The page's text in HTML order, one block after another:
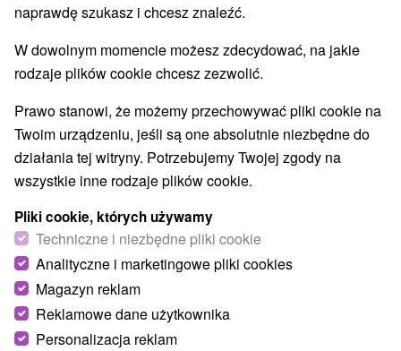
Arpádovský kaštieľ Vyšný Kubín
(Kubínyiovský horný kaštieľ)
POKAZ
naprawdę szukasz i chcesz znaleźć.
W dowolnym momencie możesz zdecydować, na jakie
rodzaje plików cookie chcesz zezwolić.
Prawo stanowi, że możemy przechowywać pliki cookie na
Twoim urządzeniu, jeśli są one absolutnie niezbędne do
działania tej witryny. Potrzebujemy Twojej zgody na
wszystkie inne rodzaje plików cookie.
Pliki cookie, których używamy
Techniczne i niezbędne pliki cookie
Analityczne i marketingowe pliki cookies
Magazyn reklam
Reklamowe dane użytkownika
Personalizacja reklam